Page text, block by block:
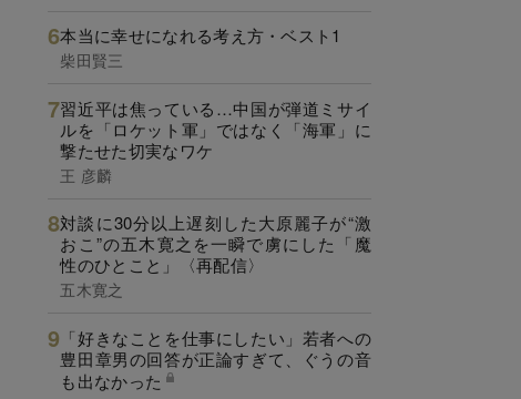
本当に幸せになれる考え方・ベスト1
柴田賢三
習近平は焦っている…中国が弾道ミサイ
ルを「ロケット軍」ではなく「海軍」に
撃たせた切実なワケ
王 彦麟
対談に30分以上遅刻した大原麗子が“激
おこ”の五木寛之を一瞬で虜にした「魔
性のひとこと」〈再配信〉
五木寛之
「好きなことを仕事にしたい」若者への
豊田章男の回答が正論すぎて、ぐうの音
も出なかった